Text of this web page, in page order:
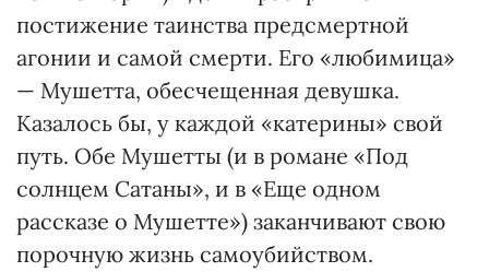
постижение таинства предсмертной
агонии и самой смерти. Его «любимица»
— Мушетта, обесчещенная девушка.
Казалось бы, у каждой «катерины» свой
путь. Обе Мушетты (и в романе «Под
солнцем Сатаны», и в «Еще одном
рассказе о Мушетте») заканчивают свою
порочную жизнь самоубийством.